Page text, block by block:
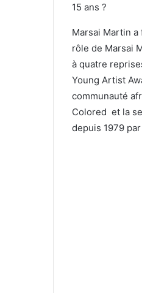
Marsai Martin
rôle de Marsai
à quatre
Young Artist
communauté
Colored et la
depuis 1979